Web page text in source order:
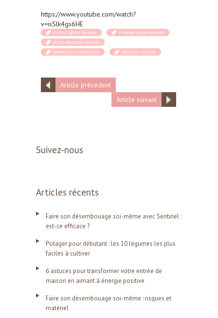
https://www.youtube.com/watch?
v=isSlk4gs6HE
choisir porte blindée
critères porte blindée
porte d’entrée blindée
protection habitation
sécurité maison
Article précédent
Article suivant
Suivez-nous
Articles récents
Faire son désembouage soi-même avec Sentinel :
est-ce efficace ?
Potager pour débutant : les 10 légumes les plus
faciles à cultiver
6 astuces pour transformer votre entrée de
maison en aimant à énergie positive
Faire son désembouage soi-même : risques et
matériel